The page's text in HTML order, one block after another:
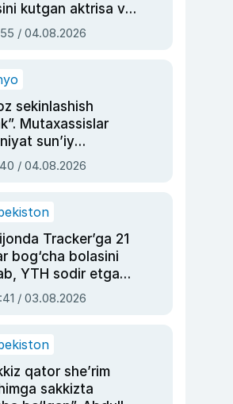
kutgan aktrisa va
ustasi Rimma
/ 04.08.2026
sekinlashish
Mutaxassislar
sun’iy
boshqara
qolishidan xavotir
/ 04.08.2026
Tracker’ga 21
bog‘cha bolasini
YTH sodir etgan
sud hukmi o‘qildi
/ 03.08.2026
qator she’rim
sakkizta